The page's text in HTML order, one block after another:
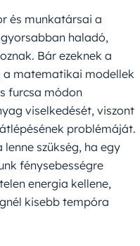
és munkatársai a
haladó,
Bár ezeknek a
a matematikai modellek
furcsa módon
viselkedését, viszont
problémáját.
szükség, ha egy
fénysebességre
energia kellene,
kisebb tempóra